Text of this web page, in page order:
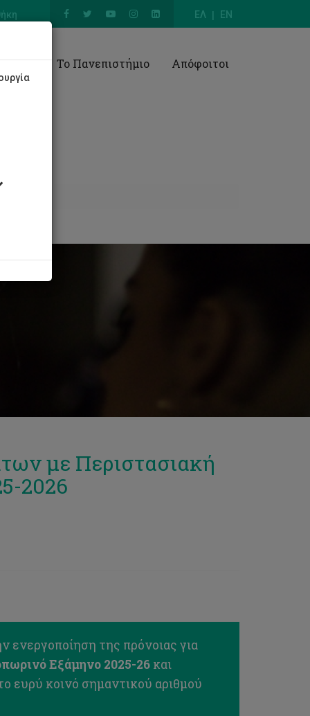
ΕΛ EN
Το Πανεπιστήμιο Απόφοιτοι
με Περιστασιακή
2026
ενεργοποίηση της πρόνοιας για
Εξάμηνο 2025-26και
ευρύ κοινό σημαντικού αριθμού